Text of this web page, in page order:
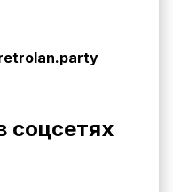
соцсетях